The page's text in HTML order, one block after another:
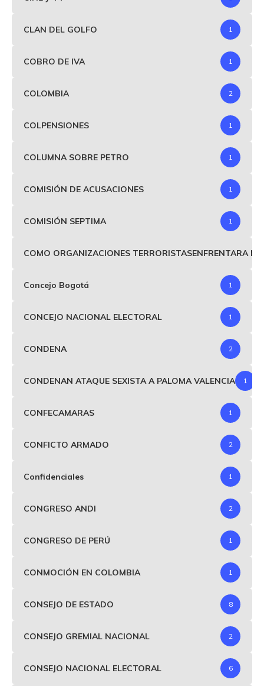
CLAN DEL GOLFO 1
COBRO DE IVA 1
COLOMBIA 2
COLPENSIONES 1
COLUMNA SOBRE PETRO 1
COMISIÓN DE ACUSACIONES 1
COMISIÓN SEPTIMA 1
COMO ORGANIZACIONES TERRORISTASENFRENTARA
Concejo Bogotá 1
CONCEJO NACIONAL ELECTORAL 1
CONDENA 2
CONDENAN ATAQUE SEXISTA A PALOMA VALENCIA 1
CONFECAMARAS 1
CONFICTO ARMADO 2
Confidenciales 1
CONGRESO ANDI 2
CONGRESO DE PERÚ 1
CONMOCIÓN EN COLOMBIA 1
CONSEJO DE ESTADO 8
CONSEJO GREMIAL NACIONAL 2
CONSEJO NACIONAL ELECTORAL 6